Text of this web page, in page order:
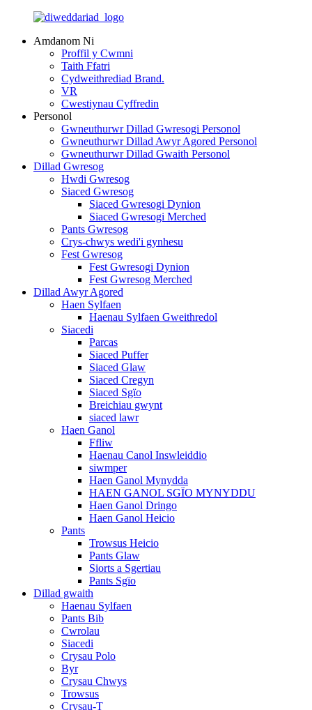
Amdanom Ni
Proffil y Cwmni
Taith Ffatri
Cydweithrediad Brand.
VR
Cwestiynau Cyffredin
Personol
Gwneuthurwr Dillad Gwresogi Personol
Gwneuthurwr Dillad Awyr Agored Personol
Gwneuthurwr Dillad Gwaith Personol
Dillad Gwresog
Hwdi Gwresog
Siaced Gwresog
Siaced Gwresogi Dynion
Siaced Gwresogi Merched
Pants Gwresog
Crys-chwys wedi'i gynhesu
Fest Gwresog
Fest Gwresogi Dynion
Fest Gwresog Merched
Dillad Awyr Agored
Haen Sylfaen
Haenau Sylfaen Gweithredol
Siacedi
Parcas
Siaced Puffer
Siaced Glaw
Siaced Cregyn
Siaced Sgïo
Breichiau gwynt
siaced lawr
Haen Ganol
Ffliw
Haenau Canol Inswleiddio
siwmper
Haen Ganol Mynydda
HAEN GANOL SGÏO MYNYDDU
Haen Ganol Dringo
Haen Ganol Heicio
Pants
Trowsus Heicio
Pants Glaw
Siorts a Sgertiau
Pants Sgïo
Dillad gwaith
Haenau Sylfaen
Pants Bib
Cwrolau
Siacedi
Crysau Polo
Byr
Crysau Chwys
Trowsus
Crysau-T